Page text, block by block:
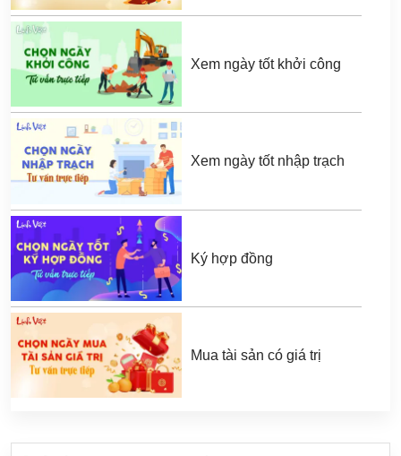
Xem ngày tốt khởi công
Xem ngày tốt nhập trạch
Ký hợp đồng
Mua tài sản có giá trị